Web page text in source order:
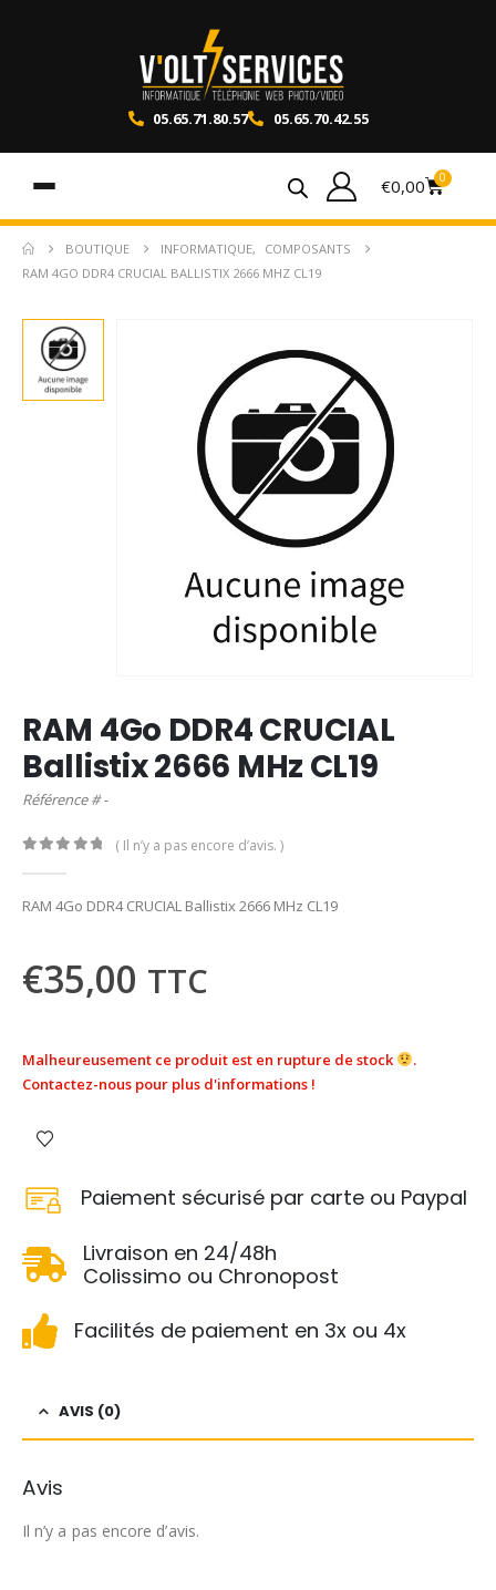
05.65.71.80.57 05.65.70.42.55
€0,00 0
BOUTIQUE INFORMATIQUE,
COMPOSANTS
RAM 4GO DDR4 CRUCIAL BALLISTIX 2666 MHZ CL19
RAM 4Go DDR4 CRUCIAL
Ballistix 2666 MHz CL19
Référence # -
( Il n’y a pas encore d’avis. )
RAM 4Go DDR4 CRUCIAL Ballistix 2666 MHz CL19
€35,00 TTC
Malheureusement ce produit est en rupture de stock
.
Contactez-nous pour plus d'informations !
Paiement sécurisé par carte ou Paypal
Livraison en 24/48h
Colissimo ou Chronopost
Facilités de paiement en 3x ou 4x
AVIS (0)
Avis
Il n’y a pas encore d’avis.